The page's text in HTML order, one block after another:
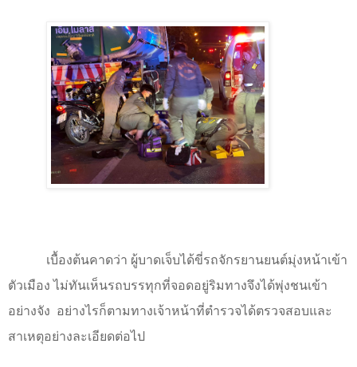
เบื้องต้นคาดว่า ผู้บาดเจ็บได้ขี่รถจักรยานยนต์มุ่งหน้าเข้า
ตัวเมือง ไม่ทันเห็นรถบรรทุกที่จอดอยู่ริมทางจึงได้พุ่งชนเข้า
อย่างจัง อย่างไรก็ตามทางเจ้าหน้าที่ตำรวจได้ตรวจสอบและ
สาเหตุอย่างละเอียดต่อไป